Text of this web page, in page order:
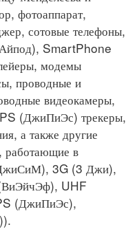
фотоаппарат,
сотовые телефоны,
SmartPhone
модемы
проводные и
видеокамеры,
(ДжиПиЭс) трекеры,
а также другие
работающие в
3G (3 Джи),
UHF
(ДжиПиЭс),